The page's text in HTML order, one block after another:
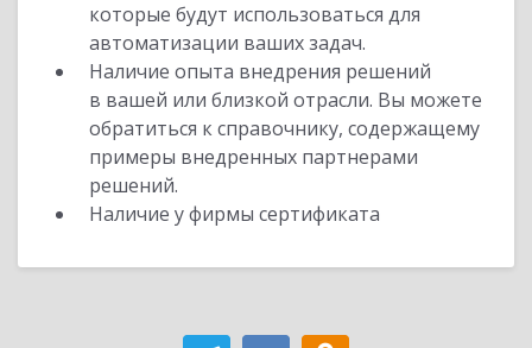
которые будут использоваться для
автоматизации ваших задач.
Наличие опыта внедрения решений
в вашей или близкой отрасли. Вы можете
обратиться к справочнику, содержащему
примеры внедренных партнерами
решений.
Наличие у фирмы сертификата